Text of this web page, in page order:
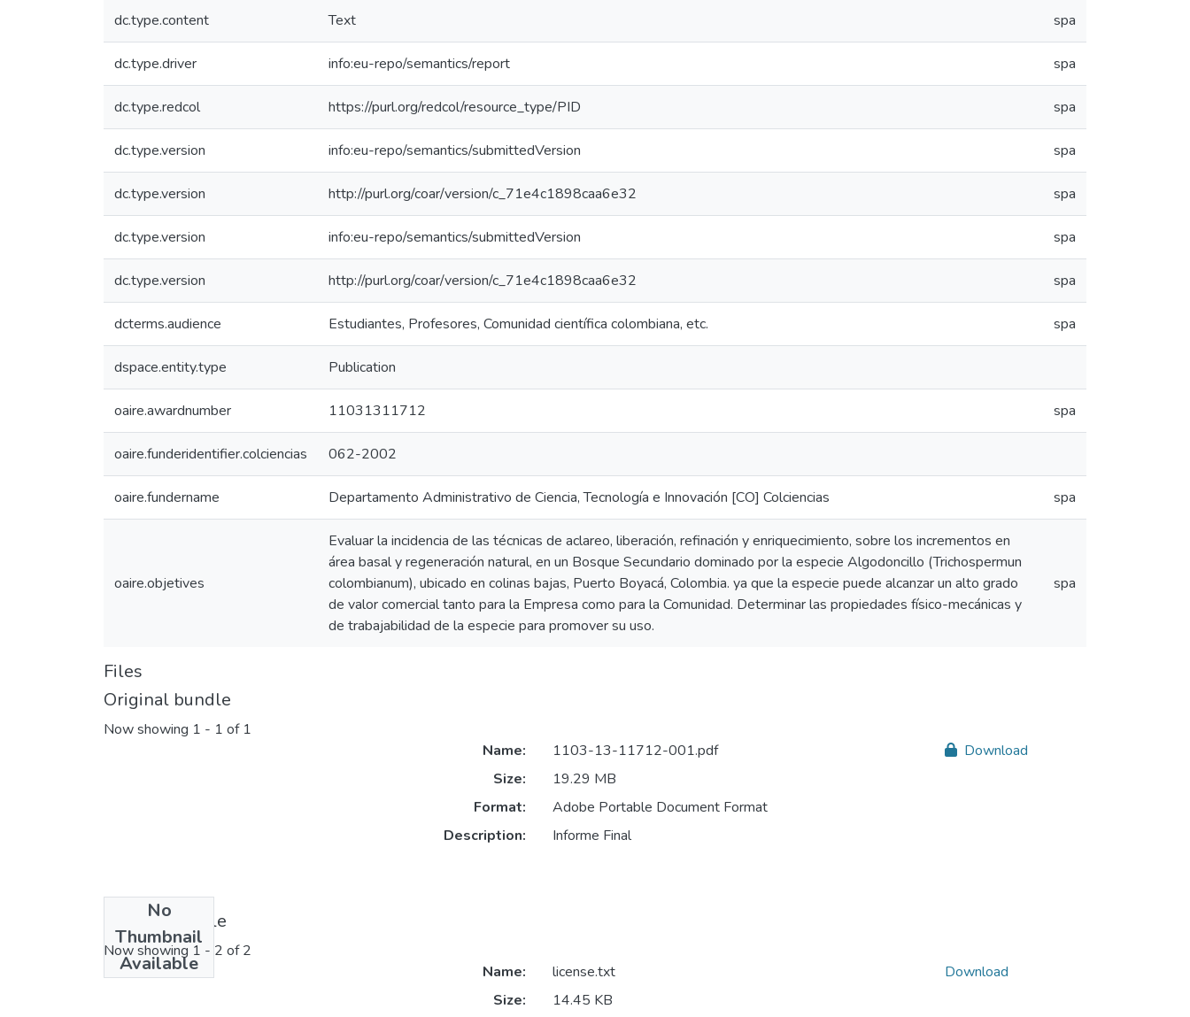
dc.type.content Text spa
dc.type.driver info:eu-repo/semantics/report spa
dc.type.redcol https://purl.org/redcol/resource_type/PID spa
dc.type.version info:eu-repo/semantics/submittedVersion spa
dc.type.version http://purl.org/coar/version/c_71e4c1898caa6e32 spa
dc.type.version info:eu-repo/semantics/submittedVersion spa
dc.type.version http://purl.org/coar/version/c_71e4c1898caa6e32 spa
dcterms.audience Estudiantes, Profesores, Comunidad científica colombiana, etc. spa
dspace.entity.type Publication
oaire.awardnumber 11031311712 spa
oaire.funderidentifier.colciencias 062-2002
oaire.fundername Departamento Administrativo de Ciencia, Tecnología e Innovación [CO] Colciencias spa
oaire.objetives
Evaluar la incidencia de las técnicas de aclareo, liberación, refinación y enriquecimiento, sobre los incrementos en
área basal y regeneración natural, en un Bosque Secundario dominado por la especie Algodoncillo (Trichospermun
colombianum), ubicado en colinas bajas, Puerto Boyacá, Colombia. ya que la especie puede alcanzar un alto grado
de valor comercial tanto para la Empresa como para la Comunidad. Determinar las propiedades físico-mecánicas y
de trabajabilidad de la especie para promover su uso.
spa
Files
Original bundle
Now showing 1 - 1 of 1
No
Thumbnail
Available
Name:
1103-13-11712-001.pdf
Size:
19.29 MB
Format:
Adobe Portable Document Format
Description:
Informe Final
Download
License bundle
Now showing 1 - 2 of 2
Name:
license.txt
Size:
14.45 KB
Download